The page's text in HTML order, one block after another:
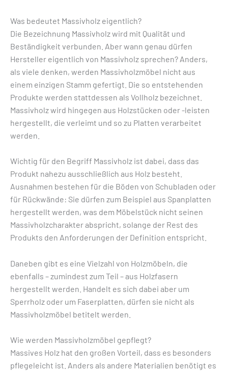
Was bedeutet Massivholz eigentlich?
Die Bezeichnung Massivholz wird mit Qualität und
Beständigkeit verbunden. Aber wann genau dürfen
Hersteller eigentlich von Massivholz sprechen? Anders,
als viele denken, werden Massivholzmöbel nicht aus
einem einzigen Stamm gefertigt. Die so entstehenden
Produkte werden stattdessen als Vollholz bezeichnet.
Massivholz wird hingegen aus Holzstücken oder -leisten
hergestellt, die verleimt und so zu Platten verarbeitet
werden.
Wichtig für den Begriff Massivholz ist dabei, dass das
Produkt nahezu ausschließlich aus Holz besteht.
Ausnahmen bestehen für die Böden von Schubladen oder
für Rückwände: Sie dürfen zum Beispiel aus Spanplatten
hergestellt werden, was dem Möbelstück nicht seinen
Massivholzcharakter abspricht, solange der Rest des
Produkts den Anforderungen der Definition entspricht.
Daneben gibt es eine Vielzahl von Holzmöbeln, die
ebenfalls – zumindest zum Teil – aus Holzfasern
hergestellt werden. Handelt es sich dabei aber um
Sperrholz oder um Faserplatten, dürfen sie nicht als
Massivholzmöbel betitelt werden.
Wie werden Massivholzmöbel gepflegt?
Massives Holz hat den großen Vorteil, dass es besonders
pflegeleicht ist. Anders als andere Materialien benötigt es